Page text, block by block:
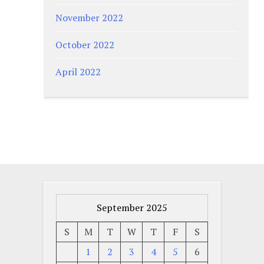
November 2022
October 2022
April 2022
September 2025
S
M T W T F
S
1
2 3 4 5
6